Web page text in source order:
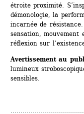
étroite proximité.
démonologie, la
incarnée de
sensation, mouvement
réflexion sur
Avertissement au
lumineux
sensibles.